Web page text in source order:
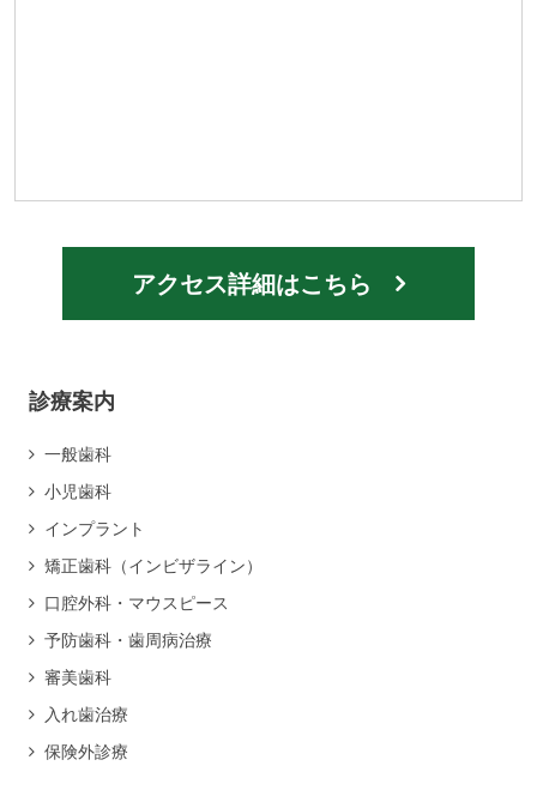
アクセス詳細はこちら
診療案内
一般歯科
小児歯科
インプラント
矯正歯科（インビザライン）
口腔外科・マウスピース
予防歯科・歯周病治療
審美歯科
入れ歯治療
保険外診療